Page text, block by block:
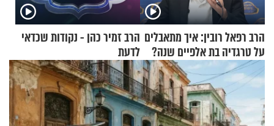
הרב רפאל רובין: איך מתאבלים
על טרגדיה בת אלפיים שנה?
הרב זמיר כהן - נקודות שכדאי
לדעת